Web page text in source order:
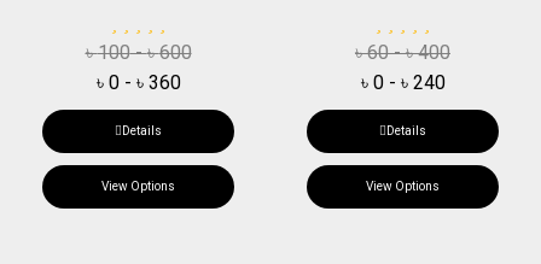
৳100-৳600
৳ 0- ৳ 360
Details
View Options
৳60-৳400
৳ 0- ৳ 240
Details
View Options